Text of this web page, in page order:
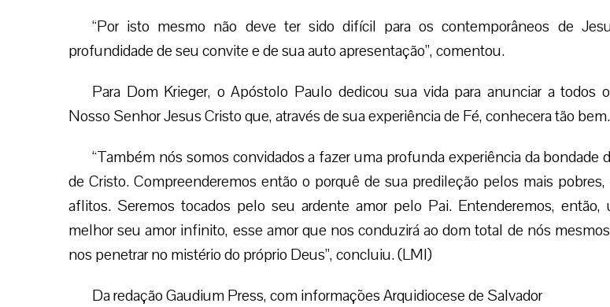
“Por isto mesmo não deve ter sido difícil para os contemporâneos de
profundidade de seu convite e de sua auto apresentação”, comentou.
Para Dom Krieger, o Apóstolo Paulo dedicou sua vida para anunciar a todos
Nosso Senhor Jesus Cristo que, através de sua experiência de Fé, conhecera tão bem.
“Também nós somos convidados a fazer uma profunda experiência da bondade
de Cristo. Compreenderemos então o porquê de sua predileção pelos mais
aflitos. Seremos tocados pelo seu ardente amor pelo Pai. Entenderemos, então,
melhor seu amor infinito, esse amor que nos conduzirá ao dom total de nós
nos penetrar no mistério do próprio Deus”, concluiu. (LMI)
Da redação Gaudium Press, com informações Arquidiocese de Salvador